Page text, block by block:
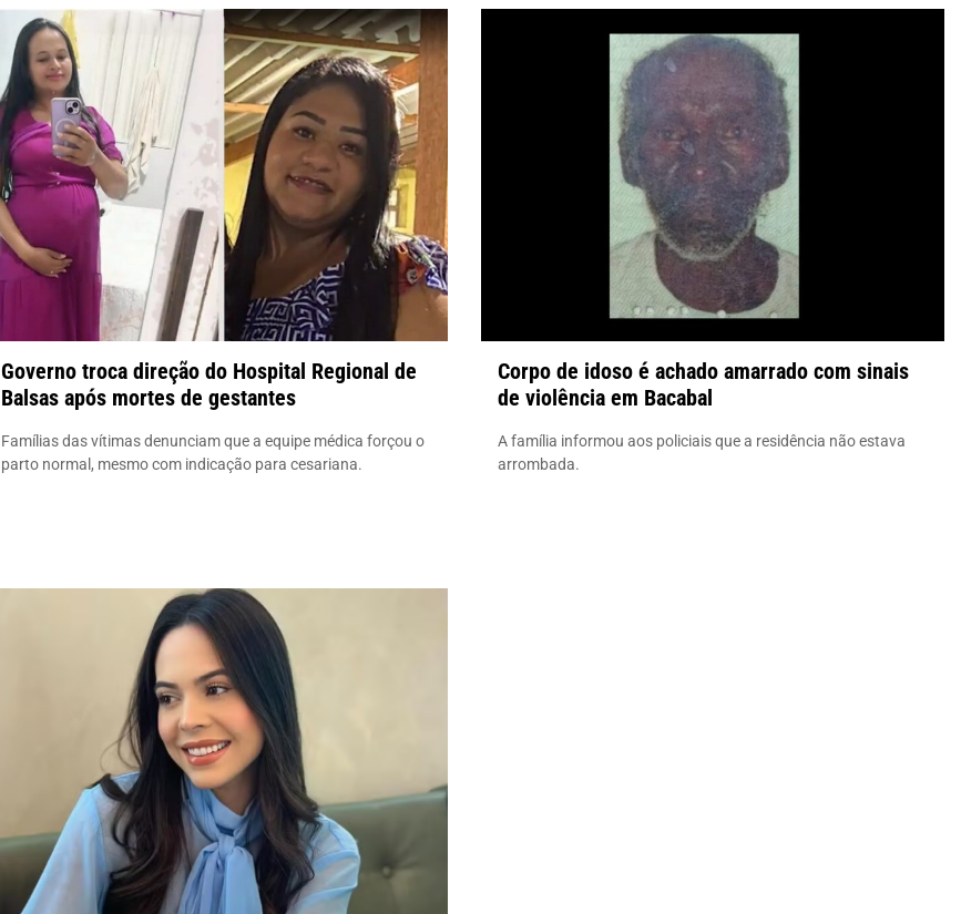
Governo troca direção do Hospital Regional de
Balsas após mortes de gestantes
Famílias das vítimas denunciam que a equipe médica forçou o
parto normal, mesmo com indicação para cesariana.
Corpo de idoso é achado amarrado com sinais
de violência em Bacabal
A família informou aos policiais que a residência não estava
arrombada.